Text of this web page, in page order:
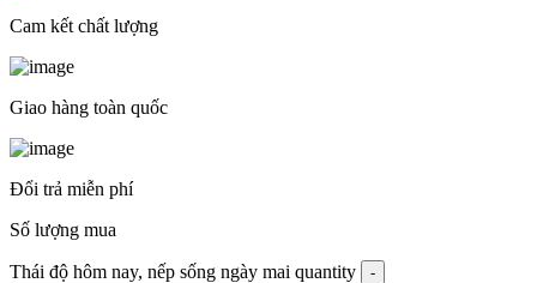
Cam kết chất lượng
Giao hàng toàn quốc
Đổi trả miễn phí
Số lượng mua
Thái độ hôm nay, nếp sống ngày mai quantity